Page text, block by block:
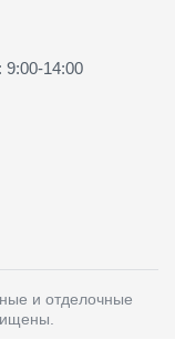
14:00
и отделочные